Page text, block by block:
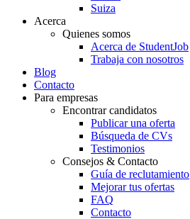
Suiza
Acerca
Quienes somos
Acerca de StudentJob
Trabaja con nosotros
Blog
Contacto
Para empresas
Encontrar candidatos
Publicar una oferta
Búsqueda de CVs
Testimonios
Consejos & Contacto
Guía de reclutamiento
Mejorar tus ofertas
FAQ
Contacto